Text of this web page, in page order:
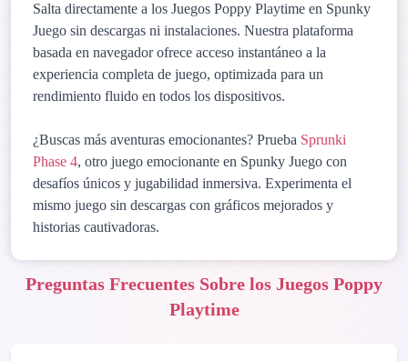
Salta directamente a los Juegos Poppy Playtime en Spunky
Juego sin descargas ni instalaciones. Nuestra plataforma
basada en navegador ofrece acceso instantáneo a la
experiencia completa de juego, optimizada para un
rendimiento fluido en todos los dispositivos.
¿Buscas más aventuras emocionantes? Prueba Sprunki
Phase 4, otro juego emocionante en Spunky Juego con
desafíos únicos y jugabilidad inmersiva. Experimenta el
mismo juego sin descargas con gráficos mejorados y
historias cautivadoras.
Preguntas Frecuentes Sobre los Juegos Poppy
Playtime